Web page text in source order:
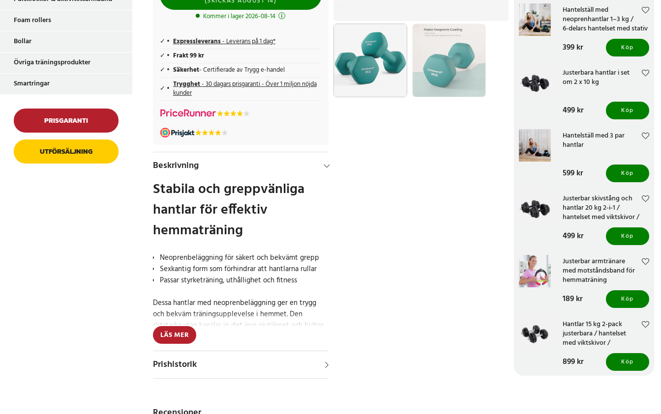
Foam rollers
Bollar
Övriga träningsprodukter
Smartringar
PRISGARANTI
UTFÖRSÄLJNING
Kommer i lager 2026-08-14
Expressleverans- Leverans på 1 dag*
Frakt 99 kr
Säkerhet- Certifierade av Trygg e-handel
Trygghet- 30 dagars prisgaranti - Över 1 miljon nöjda
kunder
Beskrivning
Stabila och greppvänliga
hantlar för effektiv
hemmaträning
Neoprenbeläggning för säkert och bekvämt grepp
Sexkantig form som förhindrar att hantlarna rullar
Passar styrketräning, uthållighet och fitness
Dessa hantlar med neoprenbeläggning ger en trygg
och bekväm träningsupplevelse i hemmet. Den
slitstarka ytan kapslar in det inre gjutjärnet och bidrar
till en säker användning samtidigt som den är behaglig
att hålla i.
Det ergonomiskt utformade handtaget med en längd
på 11,5 cm ger ett stabilt grepp under hela
LÄS MER
Prishistorik
Hantelställ med
neoprenhantlar 1–3 kg /
6-delars hantelset med stativ
Pris:399 kr
399 kr Köp
Justerbara hantlar i set
om 2 x 10 kg
Pris:499 kr
499 kr Köp
Hantelställ med 3 par
hantlar
Pris:599 kr
599 kr Köp
Justerbar skivstång och
hantlar 20 kg 2-i-1 /
hantelset med viktskivor /
styrketräning hemmagym
set
Pris:499 kr
499 kr Köp
Justerbar armtränare
med motståndsband för
hemmaträning
Pris :189 kr
189 kr Köp
Hantlar 15 kg 2-pack
justerbara / hantelset
med viktskivor /
styrketräning gjutjärn
halkfritt grepp
Pris:899 kr
899 kr Köp